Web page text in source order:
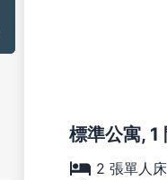
標準公寓,
2 張單人